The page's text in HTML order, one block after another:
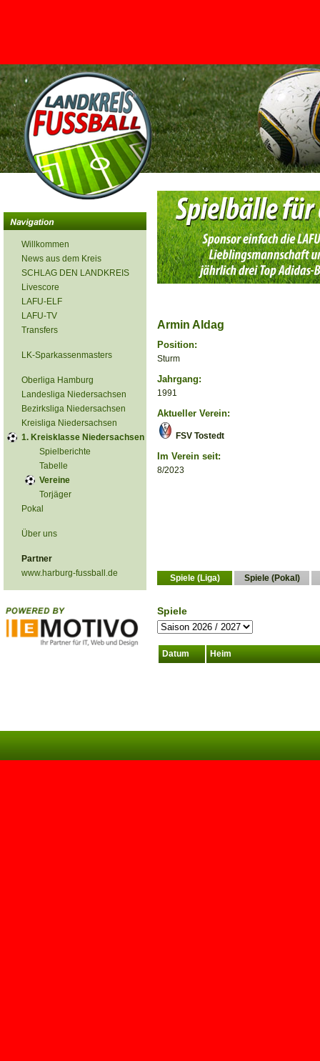
<
Willkommen
News aus dem Kreis
SCHLAG DEN LANDKREIS
Livescore
LAFU-ELF
LAFU-TV
Transfers
LK-Sparkassenmasters
Oberliga Hamburg
Landesliga Niedersachsen
Bezirksliga Niedersachsen
Kreisliga Niedersachsen
1. Kreisklasse Niedersachsen
Spielberichte
Tabelle
Vereine
Torjäger
Pokal
Über uns
Partner
www.harburg-fussball.de
Armin Aldag
Position:
Sturm
Jahrgang:
1991
Aktueller Verein:
FSV Tostedt
Im Verein seit:
8/2023
Spiele (Liga) Spiele (Pokal)
Spiele
Datum Heim